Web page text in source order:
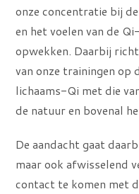
onze concentratie bij
en het voelen van de
opwekken. Daarbij
van onze trainingen op
lichaams-Qi met die
de natuur en bovenal
De aandacht gaat
maar ook afwisselend
contact te komen met